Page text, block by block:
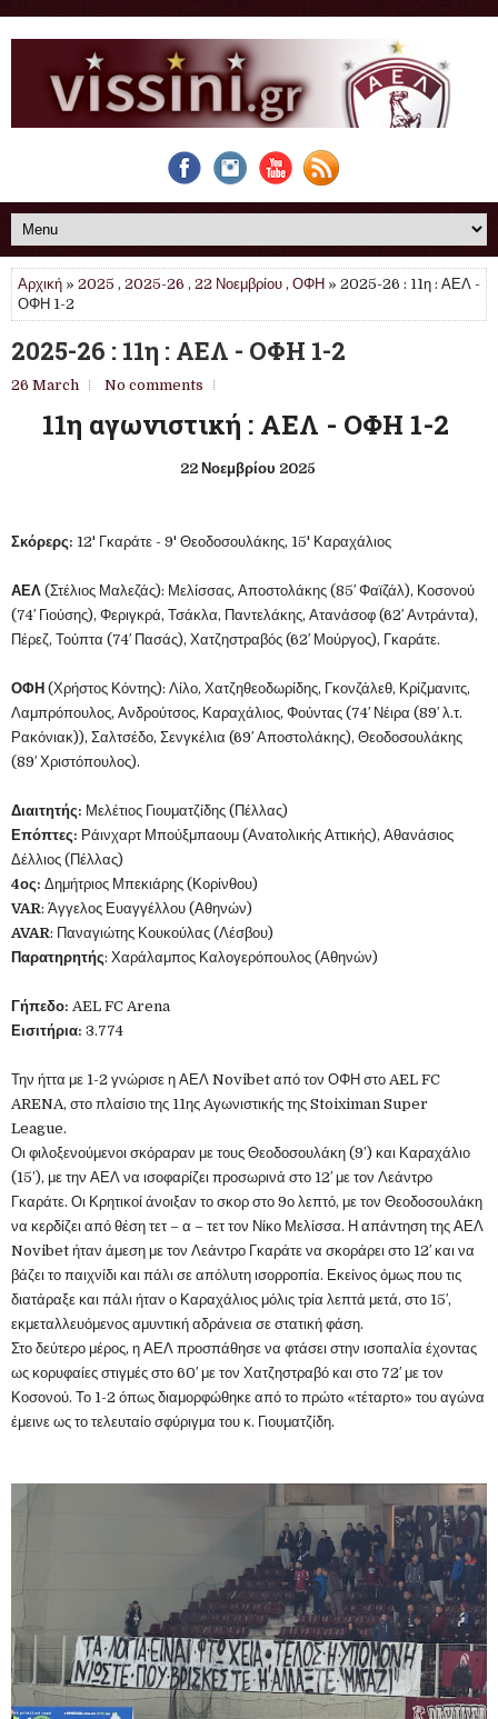
Αρχική » 2025 , 2025-26 , 22 Νοεμβρίου , ΟΦΗ » 2025-26 : 11η : ΑΕΛ -
ΟΦΗ 1-2
2025-26 : 11η : ΑΕΛ - ΟΦΗ 1-2
26 March No comments
11η αγωνιστική : ΑΕΛ - ΟΦΗ 1-2
22 Νοεμβρίου 2025
Σκόρερς: 12' Γκαράτε - 9' Θεοδοσουλάκης, 15' Καραχάλιος
ΑΕΛ (Στέλιος Μαλεζάς): Μελίσσας, Αποστολάκης (85′ Φαϊζάλ), Κοσονού
(74′ Γιούσης), Φεριγκρά, Τσάκλα, Παντελάκης, Ατανάσοφ (62′ Αντράντα),
Πέρεζ, Τούπτα (74′ Πασάς), Χατζηστραβός (62′ Μούργος), Γκαράτε.
ΟΦΗ (Χρήστος Κόντης): Λίλο, Χατζηθεοδωρίδης, Γκονζάλεθ, Κρίζμανιτς,
Λαμπρόπουλος, Ανδρούτσος, Καραχάλιος, Φούντας (74′ Νέιρα (89′ λ.τ.
Ρακόνιακ)), Σαλτσέδο, Σενγκέλια (69′ Αποστολάκης), Θεοδοσουλάκης
(89′ Χριστόπουλος).
Διαιτητής: Μελέτιος Γιουματζίδης (Πέλλας)
Επόπτες: Ράινχαρτ Μπούξμπαουμ (Ανατολικής Αττικής), Αθανάσιος
Δέλλιος (Πέλλας)
4ος: Δημήτριος Μπεκιάρης (Κορίνθου)
VAR: Άγγελος Ευαγγέλλου (Αθηνών)
AVAR: Παναγιώτης Κουκούλας (Λέσβου)
Παρατηρητής: Χαράλαμπος Καλογερόπουλος (Αθηνών)
Γήπεδο: AEL FC Arena
Εισιτήρια: 3.774
Την ήττα με 1-2 γνώρισε η ΑΕΛ Novibet από τον ΟΦΗ στο AEL FC
ARENA, στο πλαίσιο της 11ης Aγωνιστικής της Stoiximan Super
League.
Οι φιλοξενούμενοι σκόραραν με τους Θεοδοσουλάκη (9’) και Καραχάλιο
(15’), με την ΑΕΛ να ισοφαρίζει προσωρινά στο 12′ με τον Λεάντρο
Γκαράτε. Οι Κρητικοί άνοιξαν το σκορ στο 9ο λεπτό, με τον Θεοδοσουλάκη
να κερδίζει από θέση τετ – α – τετ τον Νίκο Μελίσσα. Η απάντηση της ΑΕΛ
Novibet ήταν άμεση με τον Λεάντρο Γκαράτε να σκοράρει στο 12′ και να
βάζει το παιχνίδι και πάλι σε απόλυτη ισορροπία. Εκείνος όμως που τις
διατάραξε και πάλι ήταν ο Καραχάλιος μόλις τρία λεπτά μετά, στο 15′,
εκμεταλλευόμενος αμυντική αδράνεια σε στατική φάση.
Στο δεύτερο μέρος, η ΑΕΛ προσπάθησε να φτάσει στην ισοπαλία έχοντας
ως κορυφαίες στιγμές στο 60′ με τον Χατζηστραβό και στο 72′ με τον
Κοσονού. Το 1-2 όπως διαμορφώθηκε από το πρώτο «τέταρτο» του αγώνα
έμεινε ως το τελευταίο σφύριγμα του κ. Γιουματζίδη.